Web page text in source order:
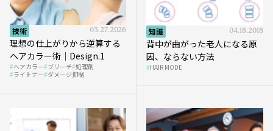
技術 03.27.2026
理想の仕上がりから逆算する
ヘアカラー術｜Design.1
ヘアカラー ブリーチ 処理剤
ライトナー ダメージ抑制
知識 04.18.2018
背中が曲がった老人になる原
因、ならない方法
HAIR MODE